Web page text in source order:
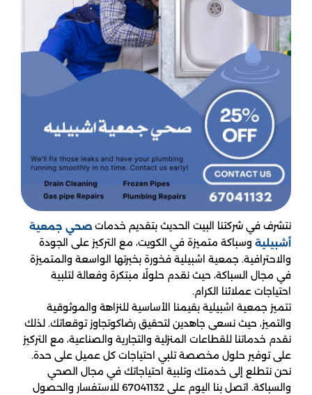
نتشرف في شركتنا البيت الحديث بتقديم خدمات صحي جمعية
أشبيلية وسباكة متميزة في الكويت، مع التركيز على الجودة
والاحترافية. جمعية اشبيلية فخورة بخبرتها الواسعة والمتميزة
في مجال السباكة، حيث نقدم حلولًا مبتكرة وفعالة لتلبية
احتياجات عملائنا الكرام.
تتميز جمعية اشبيلية بقيمنا الأساسية للنزاهة والموثوقية
والتميز، حيث نسعى جاهدين لتحقيق رضاكوتجاوز توقعاتك. لذلك
نقدم خدماتنا للقطاعات المنزلية والتجارية والصناعية، مع التركيز
على توفير حلول مخصصة تلبي احتياجات كل عميل على حدة.
نحن نتطلع إلى خدمتك وتلبية احتياجاتك في مجال الصحي
والسباكة. اتصل بنا اليوم على 67041132 للاستفسار والحصول